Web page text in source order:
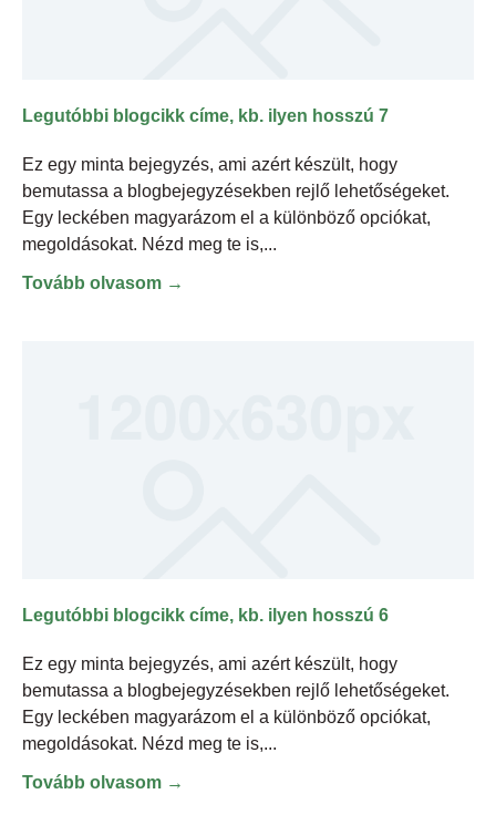
Legutóbbi blogcikk címe, kb. ilyen hosszú 7
Ez egy minta bejegyzés, ami azért készült, hogy
bemutassa a blogbejegyzésekben rejlő lehetőségeket.
Egy leckében magyarázom el a különböző opciókat,
megoldásokat. Nézd meg te is,
Tovább olvasom →
Legutóbbi blogcikk címe, kb. ilyen hosszú 6
Ez egy minta bejegyzés, ami azért készült, hogy
bemutassa a blogbejegyzésekben rejlő lehetőségeket.
Egy leckében magyarázom el a különböző opciókat,
megoldásokat. Nézd meg te is,
Tovább olvasom →